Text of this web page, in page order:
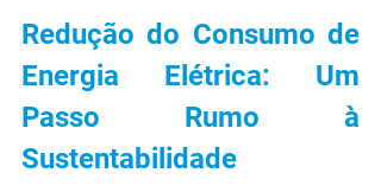
Redução do Consumo de
Energia Elétrica: Um
Passo Rumo à
Sustentabilidade